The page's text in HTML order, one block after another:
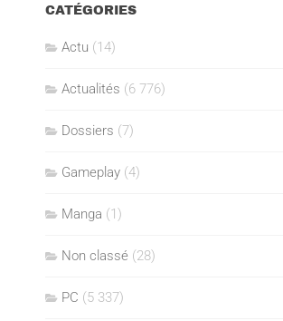
CATÉGORIES
Actu (14)
Actualités (6 776)
Dossiers (7)
Gameplay (4)
Manga (1)
Non classé (28)
PC (5 337)